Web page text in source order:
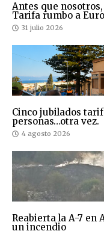
Antes que
Tarifa rumbo a
31 julio 2026
Cinco jubilados
personas…otra vez.
4 agosto 2026
Reabierta la A-7
un incendio